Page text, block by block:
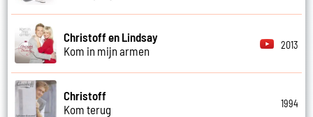
Christoff en Lindsay
Kom in mijn armen
2013
Christoff
Kom terug
1994